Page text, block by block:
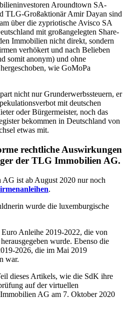
Aroundtown SA-
TLG-Großaktionär Amir Dayan sind
über die zypriotische Avisco SA
mit großangelegten Share-
Immobilien nicht direkt, sondern
verhökert und nach Belieben
somit anonym) und ohne
wie GoMoPa
nicht nur Grunderwerbssteuern, er
mit deutschen
oder Bürgermeister, noch das
bekommen in Deutschland von
etwas mit.
rechtliche Auswirkungen
der TLG Immobilien AG.
ist ab August 2020 nur noch
.
wurde die luxemburgische
Anleihe 2019-2022, die von
wurde. Ebenso die
2026, die im Mai 2019
war.
dieses Artikels, wie die SdK ihre
auf der virtuellen
AG am 7. Oktober 2020